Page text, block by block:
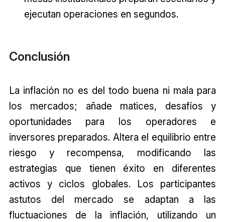
ejecutan operaciones en segundos.
Conclusión
La inflación no es del todo buena ni mala para
los mercados; añade matices, desafíos y
oportunidades para los operadores e
inversores preparados. Altera el equilibrio entre
riesgo y recompensa, modificando las
estrategias que tienen éxito en diferentes
activos y ciclos globales. Los participantes
astutos del mercado se adaptan a las
fluctuaciones de la inflación, utilizando un